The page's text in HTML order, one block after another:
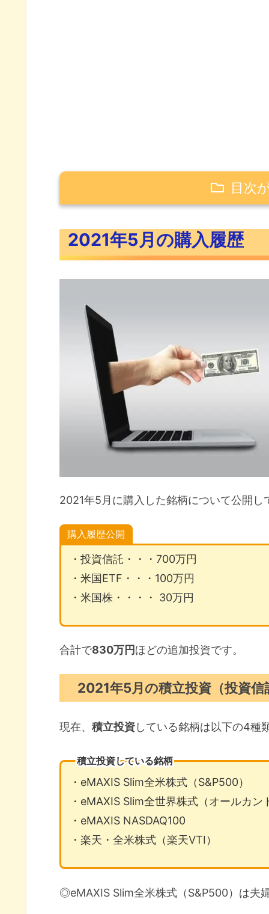
目次
2021年5月の積立投資（投資信
2021年5月その他の購入履歴
購入理由
2021年今後の投資方針
GLDM
VTI
GSG
BTC
2021年5月購入銘柄公開まとめ
2021年5月の購入履歴
2021年5月に購入した銘柄について公開し
購入履歴公開
・投資信託・・・700万円
・米国ETF・・・100万円
・米国株・・・・ 30万円
合計で830万円ほどの追加投資です。
2021年5月の積立投資（投資信
現在、 積立投資している銘柄は以下の4種
積立投資している銘柄
・eMAXIS Slim全米株式（S&P500）
・eMAXIS Slim全世界株式（オールカン
・eMAXIS NASDAQ100
・楽天・全米株式（楽天VTI）
◎eMAXIS Slim全米株式（S&P500）は夫